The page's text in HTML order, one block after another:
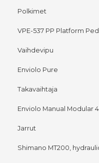
Polkimet
VPE-537 PP Platform
Vaihdevipu
Enviolo Pure
Takavaihtaja
Enviolo Manual Modular
Jarrut
Shimano MT200,